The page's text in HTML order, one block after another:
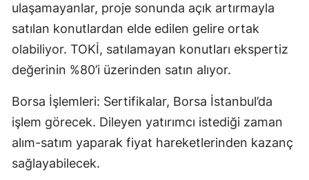
Kocaeli
Konya
Kütahya
Malatya
Manisa
ulaşamayanlar, proje sonunda açık artırmayla
satılan konutlardan elde edilen gelire ortak
olabiliyor. TOKİ, satılamayan konutları ekspertiz
değerinin %80’i üzerinden satın alıyor.
Borsa İşlemleri: Sertifikalar, Borsa İstanbul’da
işlem görecek. Dileyen yatırımcı istediği zaman
alım-satım yaparak fiyat hareketlerinden kazanç
sağlayabilecek.